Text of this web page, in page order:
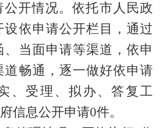
公开情况。依托市人民政
设依申请公开栏目，通过
当面申请等渠道，依申
畅通，逐一做好依申请
、受理、拟办、答复工
信息公开申请0件。